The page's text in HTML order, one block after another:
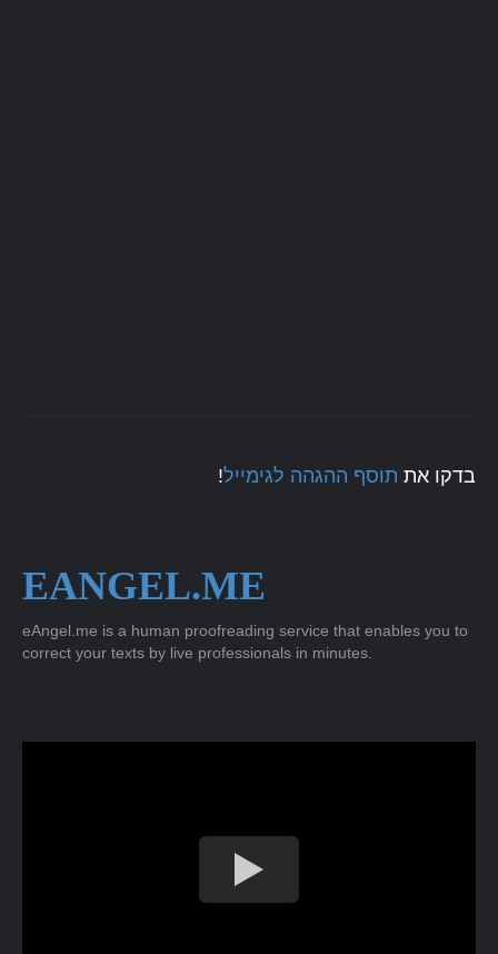
בדקו את תוסף ההגהה לגימייל!
EANGEL.ME
eAngel.me is a human proofreading service that enables you to
correct your texts by live professionals in minutes.